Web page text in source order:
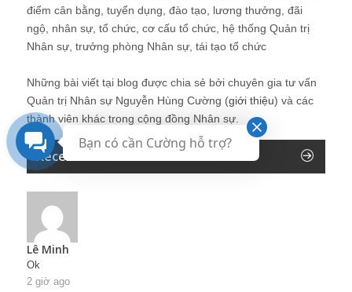
điểm cân bằng, tuyển dụng, đào tạo, lương thưởng, đãi
ngộ, nhân sự, tổ chức, cơ cấu tổ chức, hệ thống Quản trị
Nhân sự, trưởng phòng Nhân sự, tái tạo tổ chức
Những bài viết tại blog được chia sẻ bởi chuyên gia tư vấn
Quản trị Nhân sự Nguyễn Hùng Cường (giới thiệu) và các
thành viên khác trong cộng đồng Nhân sự.
Recent Comments
Lê Minh
Ok
2 giờ ago
Bạn có cần Cường hỗ trợ?